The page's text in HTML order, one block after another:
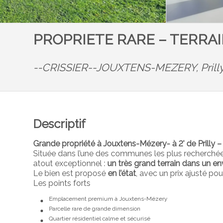
PROPRIETE RARE –
--CRISSIER--JOUXTENS-MEZERY,
Descriptif
Grande propriété à Jouxtens-Mézery- à 2' de Prilly
Située dans l’une des communes les plus
atout exceptionnel :un très grand terrain dans un
Le bien est proposé en l’état, avec un prix ajusté
Les points forts
Emplacement premium à Jouxtens-Mézery
Parcelle rare de grande dimension
Quartier résidentiel calme et sécurisé